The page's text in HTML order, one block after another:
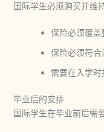
国际学生必须购买并维
保险必须覆
保险必须符
需要在入学
毕业后的安排
国际学生在毕业前后需